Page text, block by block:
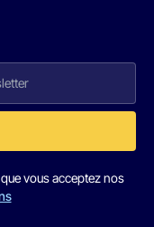
vous acceptez nos